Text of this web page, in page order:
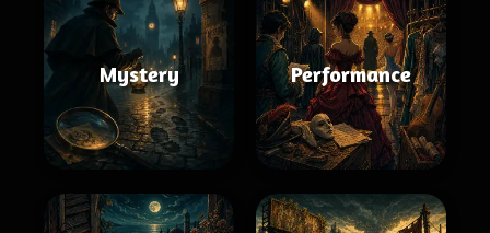
Mystery Performance